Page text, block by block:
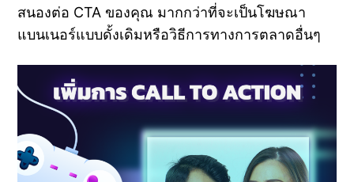
สนองต่อ CTA ของคุณ มากกว่าที่จะเป็นโฆษณา
แบนเนอร์แบบดั้งเดิมหรือวิธีการทางการตลาดอื่นๆ